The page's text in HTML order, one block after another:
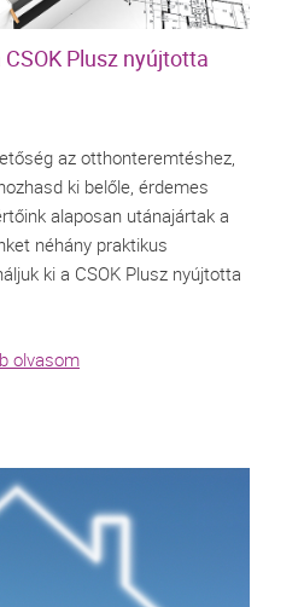
Plusz nyújtotta
az otthonteremtéshez,
ki belőle, érdemes
alaposan utánajártak a
néhány praktikus
ki a CSOK Plusz nyújtotta
olvasom